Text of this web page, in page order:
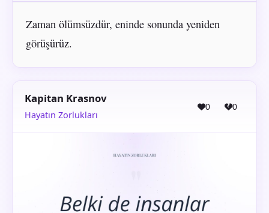
Zaman ölümsüzdür, eninde sonunda yeniden
görüşürüz.
Kapitan Krasnov
Hayatın Zorlukları
0 0